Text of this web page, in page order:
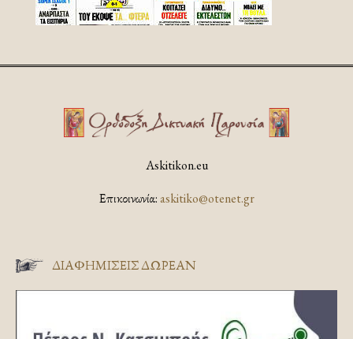
Askitikon.eu
Επικοινωνία:askitiko@otenet.gr
ΔΙΑΦΗΜΊΣΕΙΣ ΔΩΡΕΆΝ